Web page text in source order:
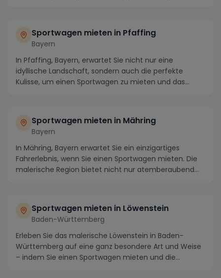
Sportwagen mieten in Pfaffing
Bayern
In Pfaffing, Bayern, erwartet Sie nicht nur eine
idyllische Landschaft, sondern auch die perfekte
Kulisse, um einen Sportwagen zu mieten und das
Sportwagen mieten in Mähring
Bayern
In Mähring, Bayern erwartet Sie ein einzigartiges
Fahrerlebnis, wenn Sie einen Sportwagen mieten. Die
malerische Region bietet nicht nur atemberaubend...
Sportwagen mieten in Löwenstein
Baden-Württemberg
Erleben Sie das malerische Löwenstein in Baden-
Württemberg auf eine ganz besondere Art und Weise
– indem Sie einen Sportwagen mieten und die